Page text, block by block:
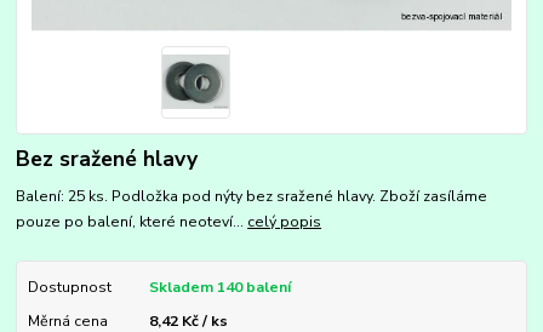
Bez sražené hlavy
Balení: 25 ks. Podložka pod nýty bez sražené hlavy. Zboží zasíláme
pouze po balení, které neoteví... celý popis
Dostupnost
Skladem 140 balení
Měrná cena
8,42 Kč / ks